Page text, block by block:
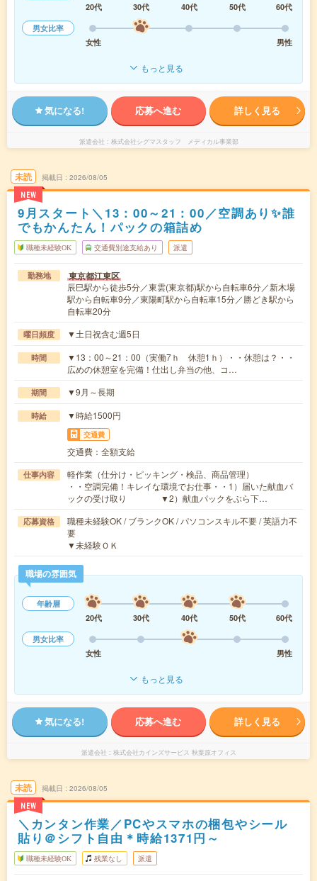
20代
30代 40代 50代
60代
男女比率
女性
男性
もっと見る
気になる! 応募へ進む 詳しく見る
派遣会社 株式会社シグマスタッフ メディカル事業部
未読
NEW
掲載日 2026/08/05
9月スタート＼13：00～21：00／空調あり✨誰
でもかんたん！パックの箱詰め
職種未経験OK 交通費別途支給あり 派遣
勤務地 東京都江東区
辰巳駅から徒歩5分／東雲(東京都)駅から自転車6分／新木場
駅から自転車9分／東陽町駅から自転車15分／勝どき駅から
自転車20分
曜日頻度 ▼土日祝含む週5日
時間
▼13：00～21：00（実働7ｈ 休憩1ｈ）・・休憩は？・・
広めの休憩室を完備！仕出し弁当の他、コ…
期間 ▼9月～長期
時給 ▼時給1500円
交通費
交通費：全額支給
仕事内容
軽作業（仕分け・ピッキング・検品、商品管理）
・・空調完備！キレイな環境でお仕事・・1）届いた献血バ
ックの受け取り ▼2）献血パックをぶら下…
応募資格
職種未経験OK / ブランクOK / パソコンスキル不要 / 英語力不
要
▼未経験ＯＫ
職場の雰囲気
年齢層
20代
30代 40代 50代
60代
男女比率
女性
男性
もっと見る
気になる! 応募へ進む 詳しく見る
派遣会社 株式会社カインズサービス 秋葉原オフィス
未読
NEW
掲載日 2026/08/05
＼カンタン作業／PCやスマホの梱包やシール
貼り＠シフト自由＊時給1371円～
職種未経験OK 残業なし 派遣